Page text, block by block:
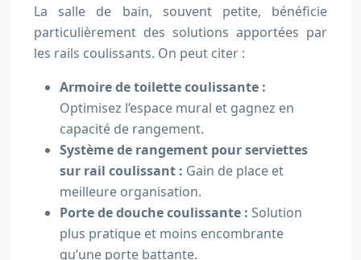
La salle de bain, souvent petite, bénéficie
particulièrement des solutions apportées par
les rails coulissants. On peut citer :
Armoire de toilette coulissante :
Optimisez l’espace mural et gagnez en
capacité de rangement.
Système de rangement pour serviettes
sur rail coulissant : Gain de place et
meilleure organisation.
Porte de douche coulissante : Solution
plus pratique et moins encombrante
qu’une porte battante.